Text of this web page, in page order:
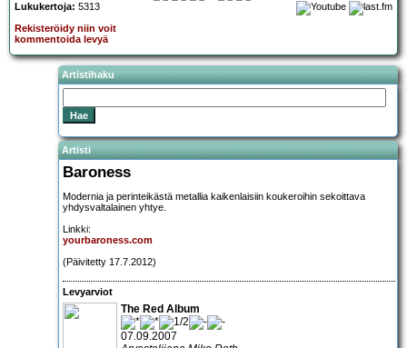
Lukukertoja: 5313
Rekisteröidy niin voit
kommentoida levyä
Artistihaku
Artisti
Baroness
Modernia ja perinteikästä metallia kaikenlaisiin koukeroihin sekoittava
yhdysvaltalainen yhtye.
Linkki:
yourbaroness.com
(Päivitetty 17.7.2012)
Levyarviot
The Red Album
07.09.2007